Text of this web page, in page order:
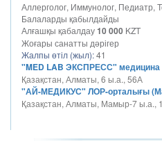
Аллерголог, Иммунолог, Педиатр,
Балаларды қабылдайды
Алғашқы қабалдау10 000 KZT
Жоғары санатты дәрігер
Жалпы өтіл (жыл):41
"MED LAB ЭКСПРЕСС" медицина
Қазақстан, Алматы, 6 ы.а., 56А
"АЙ-МЕДИКУС" ЛОР-орталығы
Қазақстан, Алматы, Мамыр-7 ы.а.,